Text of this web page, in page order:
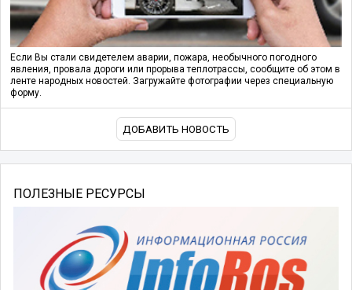
Если Вы стали свидетелем аварии, пожара, необычного погодного
явления, провала дороги или прорыва теплотрассы, сообщите об этом в
ленте народных новостей. Загружайте фотографии через специальную
форму.
ДОБАВИТЬ НОВОСТЬ
ПОЛЕЗНЫЕ РЕСУРСЫ